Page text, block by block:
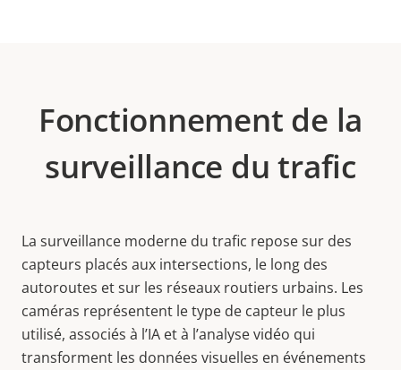
Fonctionnement de la
surveillance du trafic
La surveillance moderne du trafic repose sur des
capteurs placés aux intersections, le long des
autoroutes et sur les réseaux routiers urbains. Les
caméras représentent le type de capteur le plus
utilisé, associés à l’IA et à l’analyse vidéo qui
transforment les données visuelles en événements